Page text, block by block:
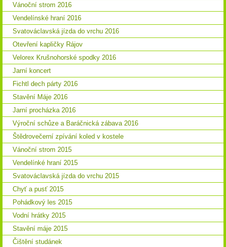
Vánoční strom 2016
Vendelínské hraní 2016
Svatováclavská jízda do vrchu 2016
Otevření kapličky Rájov
Velorex Krušnohorské spodky 2016
Jarní koncert
Fichtl dech párty 2016
Stavění Máje 2016
Jarní procházka 2016
Výroční schůze a Baráčnická zábava 2016
Štědrovečerní zpívání koled v kostele
Vánoční strom 2015
Vendelínké hraní 2015
Svatováclavská jízda do vrchu 2015
Chyť a pusť 2015
Pohádkový les 2015
Vodní hrátky 2015
Stavění máje 2015
Čištění studánek